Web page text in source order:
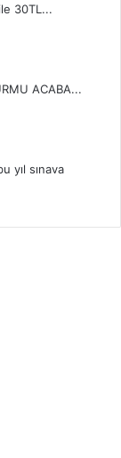
30TL...
ACABA...
yıl sınava